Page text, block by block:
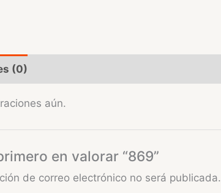
(0)
aún.
en valorar “869”
de correo electrónico no será publicada.